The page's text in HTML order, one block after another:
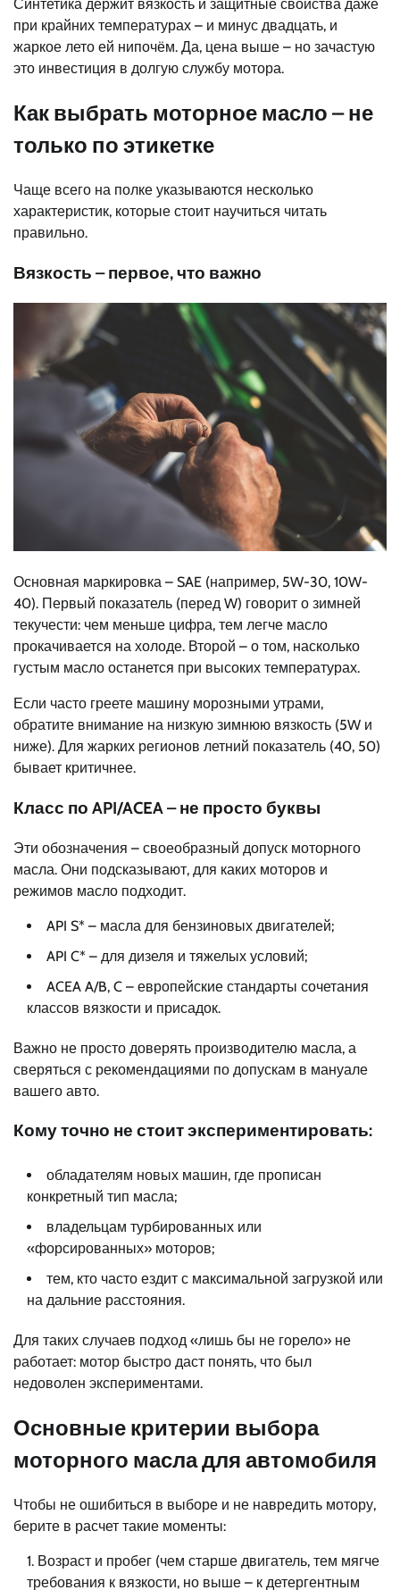
Синтетика держит вязкость и защитные свойства даже
при крайних температурах – и минус двадцать, и
жаркое лето ей нипочём. Да, цена выше – но зачастую
это инвестиция в долгую службу мотора.
Как выбрать моторное масло – не
только по этикетке
Чаще всего на полке указываются несколько
характеристик, которые стоит научиться читать
правильно.
Вязкость – первое, что важно
Основная маркировка – SAE (например, 5W-30, 10W-
40). Первый показатель (перед W) говорит о зимней
текучести: чем меньше цифра, тем легче масло
прокачивается на холоде. Второй – о том, насколько
густым масло останется при высоких температурах.
Если часто греете машину морозными утрами,
обратите внимание на низкую зимнюю вязкость (5W и
ниже). Для жарких регионов летний показатель (40, 50)
бывает критичнее.
Класс по API/ACEA – не просто буквы
Эти обозначения – своеобразный допуск моторного
масла. Они подсказывают, для каких моторов и
режимов масло подходит.
API S* – масла для бензиновых двигателей;
API C* – для дизеля и тяжелых условий;
ACEA A/B, C – европейские стандарты сочетания
классов вязкости и присадок.
Важно не просто доверять производителю масла, а
сверяться с рекомендациями по допускам в мануале
вашего авто.
Кому точно не стоит экспериментировать:
обладателям новых машин, где прописан
конкретный тип масла;
владельцам турбированных или
«форсированных» моторов;
тем, кто часто ездит с максимальной загрузкой или
на дальние расстояния.
Для таких случаев подход «лишь бы не горело» не
работает: мотор быстро даст понять, что был
недоволен экспериментами.
Основные критерии выбора
моторного масла для автомобиля
Чтобы не ошибиться в выборе и не навредить мотору,
берите в расчет такие моменты:
Возраст и пробег (чем старше двигатель, тем мягче
требования к вязкости, но выше – к детергентным